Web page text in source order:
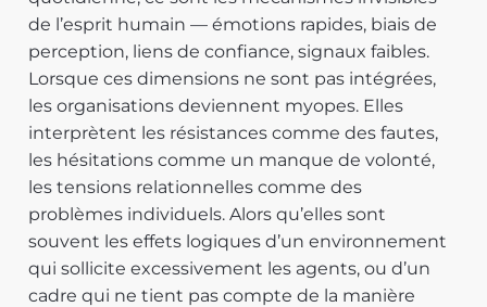
de l’esprit humain — émotions rapides, biais de
perception, liens de confiance, signaux faibles.
Lorsque ces dimensions ne sont pas intégrées,
les organisations deviennent myopes. Elles
interprètent les résistances comme des fautes,
les hésitations comme un manque de volonté,
les tensions relationnelles comme des
problèmes individuels. Alors qu’elles sont
souvent les effets logiques d’un environnement
qui sollicite excessivement les agents, ou d’un
cadre qui ne tient pas compte de la manière